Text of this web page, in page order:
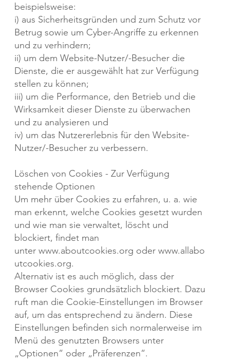
beispielsweise:
i) aus Sicherheitsgründen und zum Schutz vor
Betrug sowie um Cyber-Angriffe zu erkennen
und zu verhindern;
ii) um dem Website-Nutzer/-Besucher die
Dienste, die er ausgewählt hat zur Verfügung
stellen zu können;
iii) um die Performance, den Betrieb und die
Wirksamkeit dieser Dienste zu überwachen
und zu analysieren und
iv) um das Nutzererlebnis für den Website-
Nutzer/-Besucher zu verbessern.​
Löschen von Cookies - Zur Verfügung
stehende Optionen
Um mehr über Cookies zu erfahren, u. a. wie
man erkennt, welche Cookies gesetzt wurden
und wie man sie verwaltet, löscht und
blockiert, findet man
unter www.aboutcookies.org oder www.allabo
utcookies.org.​
Alternativ ist es auch möglich, dass der
Browser Cookies grundsätzlich blockiert. Dazu
ruft man die Cookie-Einstellungen im Browser
auf, um das entsprechend zu ändern. Diese
Einstellungen befinden sich normalerweise im
Menü des genutzten Browsers unter
„Optionen“ oder „Präferenzen“.